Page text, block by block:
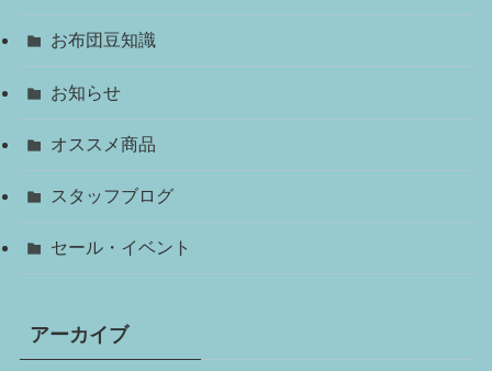
お布団豆知識
お知らせ
オススメ商品
スタッフブログ
セール・イベント
アーカイブ